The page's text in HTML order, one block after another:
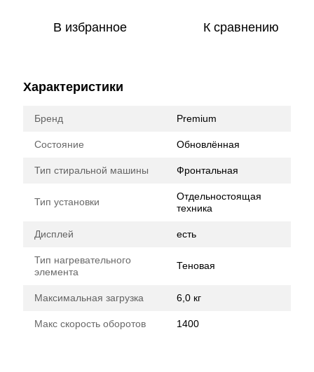
В избранное К сравнению
Характеристики
Бренд Premium
Состояние Обновлённая
Тип стиральной машины Фронтальная
Тип установки
Отдельностоящая
техника
Дисплей есть
Тип нагревательного
элемента
Теновая
Максимальная загрузка 6,0 кг
Макс скорость оборотов 1400